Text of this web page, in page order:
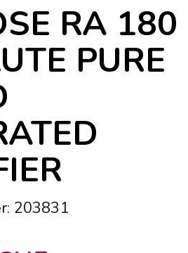
RA 180
PURE
203831